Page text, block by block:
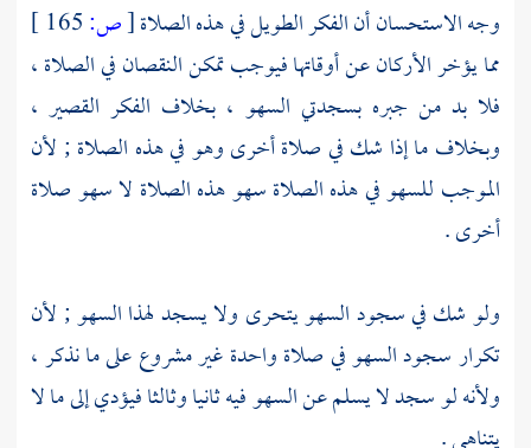
وجه الاستحسان أن الفكر الطويل في هذه الصلاة[ص:
مما يؤخر الأركان عن أوقاتها فيوجب تمكن النقصان في الصلاة ،
فلا بد من جبره بسجدتي السهو ، بخلاف الفكر القصير ،
وبخلاف ما إذا شك في صلاة أخرى وهو في هذه الصلاة ; لأن
الموجب للسهو في هذه الصلاة سهو هذه الصلاة لا سهو صلاة
أخرى .
ولو شك في سجود السهو يتحرى ولا يسجد لهذا السهو ; لأن
تكرار سجود السهو في صلاة واحدة غير مشروع على ما نذكر ،
ولأنه لو سجد لا يسلم عن السهو فيه ثانيا وثالثا فيؤدي إلى ما لا